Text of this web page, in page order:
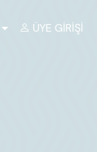
ÜYE GIRIŞI